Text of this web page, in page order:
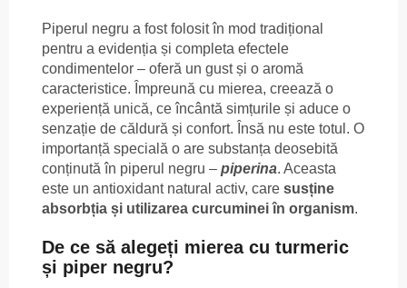
Piperul negru a fost folosit în mod tradițional
pentru a evidenția și completa efectele
condimentelor – oferă un gust și o aromă
caracteristice. Împreună cu mierea, creează o
experiență unică, ce încântă simțurile și aduce o
senzație de căldură și confort. Însă nu este totul. O
importanță specială o are substanța deosebită
conținută în piperul negru – piperina. Aceasta
este un antioxidant natural activ, care susține
absorbția și utilizarea curcuminei în organism.
De ce să alegeți mierea cu turmeric
și piper negru?